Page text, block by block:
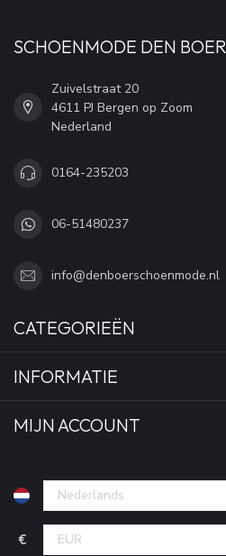
SCHOENMODE DEN BOER
Zuivelstraat 20
4611 PJ Bergen op Zoom
Nederland
0164-235203
06-51480237
info@denboerschoenmode.nl
CATEGORIEËN
INFORMATIE
MIJN ACCOUNT
€